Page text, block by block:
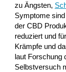
zu Ängsten,
Symptome
der CBD
reduziert und
Krämpfe und
laut Forschung
Selbstversuch